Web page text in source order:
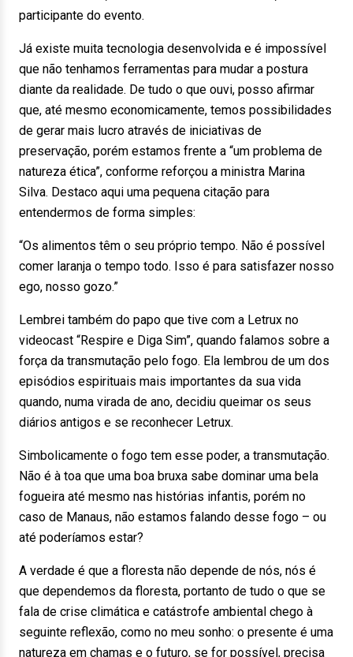
participante do evento.
Já existe muita tecnologia desenvolvida e é impossível
que não tenhamos ferramentas para mudar a postura
diante da realidade. De tudo o que ouvi, posso afirmar
que, até mesmo economicamente, temos possibilidades
de gerar mais lucro através de iniciativas de
preservação, porém estamos frente a “um problema de
natureza ética”, conforme reforçou a ministra Marina
Silva. Destaco aqui uma pequena citação para
entendermos de forma simples:
“Os alimentos têm o seu próprio tempo. Não é possível
comer laranja o tempo todo. Isso é para satisfazer nosso
ego, nosso gozo.”
Lembrei também do papo que tive com a Letrux no
videocast “Respire e Diga Sim”, quando falamos sobre a
força da transmutação pelo fogo. Ela lembrou de um dos
episódios espirituais mais importantes da sua vida
quando, numa virada de ano, decidiu queimar os seus
diários antigos e se reconhecer Letrux.
Simbolicamente o fogo tem esse poder, a transmutação.
Não é à toa que uma boa bruxa sabe dominar uma bela
fogueira até mesmo nas histórias infantis, porém no
caso de Manaus, não estamos falando desse fogo – ou
até poderíamos estar?
A verdade é que a floresta não depende de nós, nós é
que dependemos da floresta, portanto de tudo o que se
fala de crise climática e catástrofe ambiental chego à
seguinte reflexão, como no meu sonho: o presente é uma
natureza em chamas e o futuro, se for possível, precisa